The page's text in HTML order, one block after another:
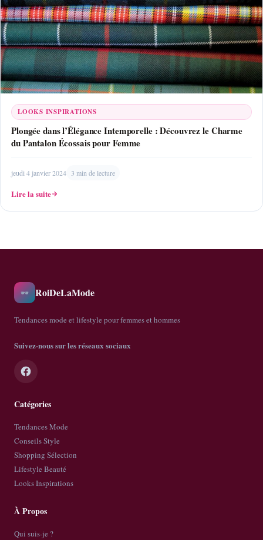
LOOKS INSPIRATIONS
Plongée dans l’Élégance Intemporelle : Découvrez le Charme
du Pantalon Écossais pour Femme
jeudi 4 janvier 2024 3 min de lecture
Lire la suite
🕶️ RoiDeLaMode
Tendances mode et lifestyle pour femmes et hommes
Suivez-nous sur les réseaux sociaux
Catégories
Tendances Mode
Conseils Style
Shopping Sélection
Lifestyle Beauté
Looks Inspirations
À Propos
Qui suis-je ?